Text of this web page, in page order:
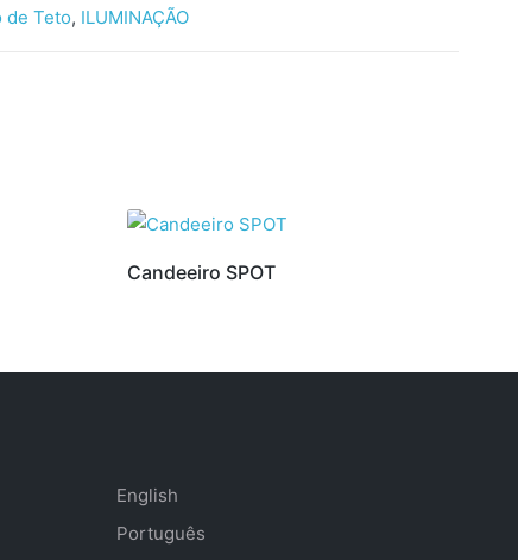
de Teto, ILUMINAÇÃO
Candeeiro SPOT
English
Português